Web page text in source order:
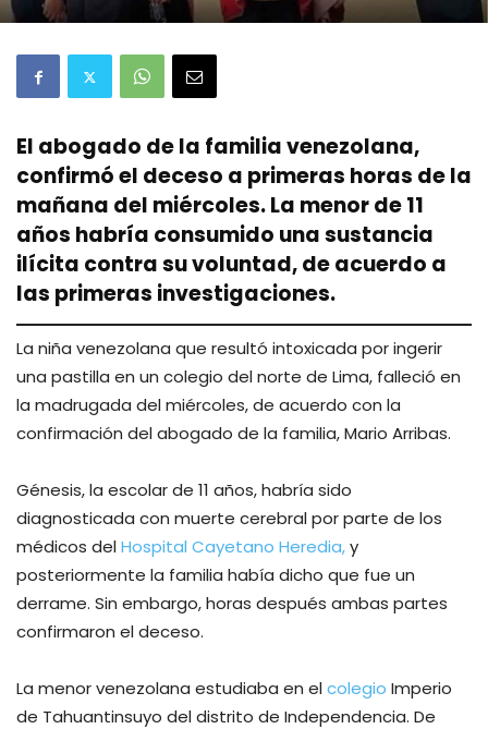
El abogado de la familia venezolana,
confirmó el deceso a primeras horas de la
mañana del miércoles. La menor de 11
años habría consumido una sustancia
ilícita contra su voluntad, de acuerdo a
las primeras investigaciones.
La niña venezolana que resultó intoxicada por ingerir
una pastilla en un colegio del norte de Lima, falleció en
la madrugada del miércoles, de acuerdo con la
confirmación del abogado de la familia, Mario Arribas.
Génesis, la escolar de 11 años, habría sido
diagnosticada con muerte cerebral por parte de los
médicos delHospital Cayetano Heredia,y
posteriormente la familia había dicho que fue un
derrame. Sin embargo, horas después ambas partes
confirmaron el deceso.
La menor venezolana estudiaba en elcolegio Imperio
de Tahuantinsuyo del distrito de Independencia. De